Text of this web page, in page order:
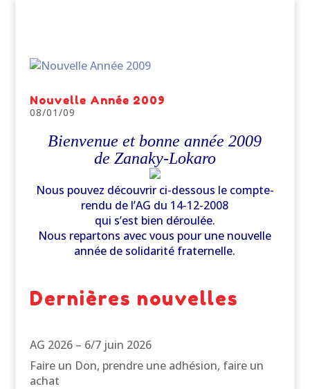
Nouvelle Année 2009
08/01/09
Bienvenue et bonne année 2009
de Zanaky-Lokaro
Nous pouvez découvrir ci-dessous le compte-
rendu de l’AG du 14-12-2008
qui s’est bien déroulée.
Nous repartons avec vous pour une nouvelle
année de solidarité fraternelle.
Dernières nouvelles
AG 2026 – 6/7 juin 2026
Faire un Don, prendre une adhésion, faire un
achat